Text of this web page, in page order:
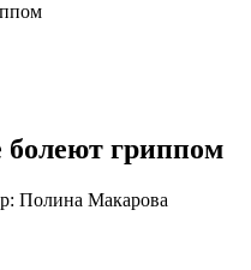
болеют гриппом
Полина Макарова